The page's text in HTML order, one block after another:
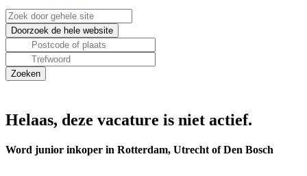
Helaas, deze vacature is niet actief.
Word junior inkoper in Rotterdam, Utrecht of Den Bosch